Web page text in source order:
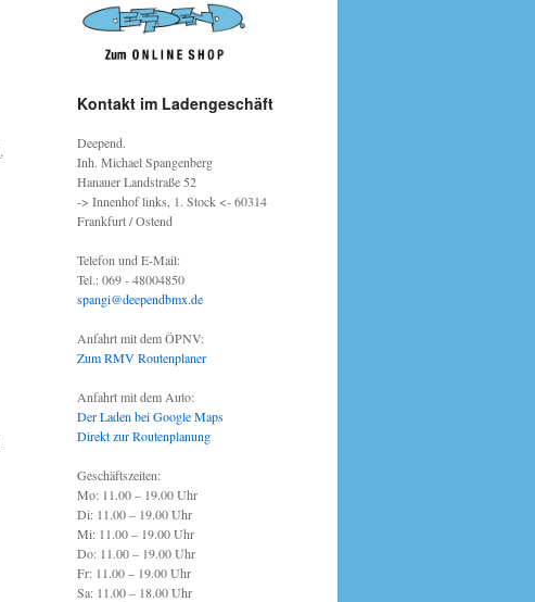
,
Kontakt im Ladengeschäft
Deepend.
Inh. Michael Spangenberg
Hanauer Landstraße 52
-> Innenhof links, 1. Stock <- 60314
Frankfurt / Ostend
Telefon und E-Mail:
Tel.: 069 - 48004850
spangi@deependbmx.de
Anfahrt mit dem ÖPNV:
Zum RMV Routenplaner
Anfahrt mit dem Auto:
Der Laden bei Google Maps
Direkt zur Routenplanung
Geschäftszeiten:
Mo: 11.00 – 19.00 Uhr
Di: 11.00 – 19.00 Uhr
Mi: 11.00 – 19.00 Uhr
Do: 11.00 – 19.00 Uhr
Fr: 11.00 – 19.00 Uhr
Sa: 11.00 – 18.00 Uhr